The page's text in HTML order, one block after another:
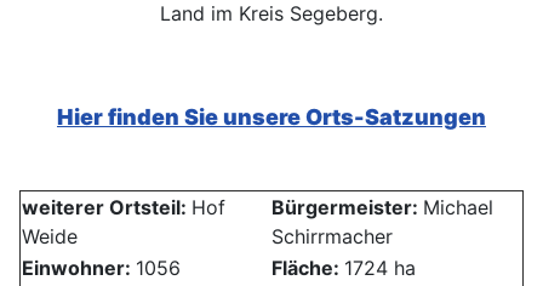
Land im Kreis Segeberg.
Hier finden Sie unsere Orts-Satzungen
weiterer Ortsteil: Hof
Weide
Bürgermeister: Michael
Schirrmacher
Einwohner: 1056 Fläche: 1724 ha